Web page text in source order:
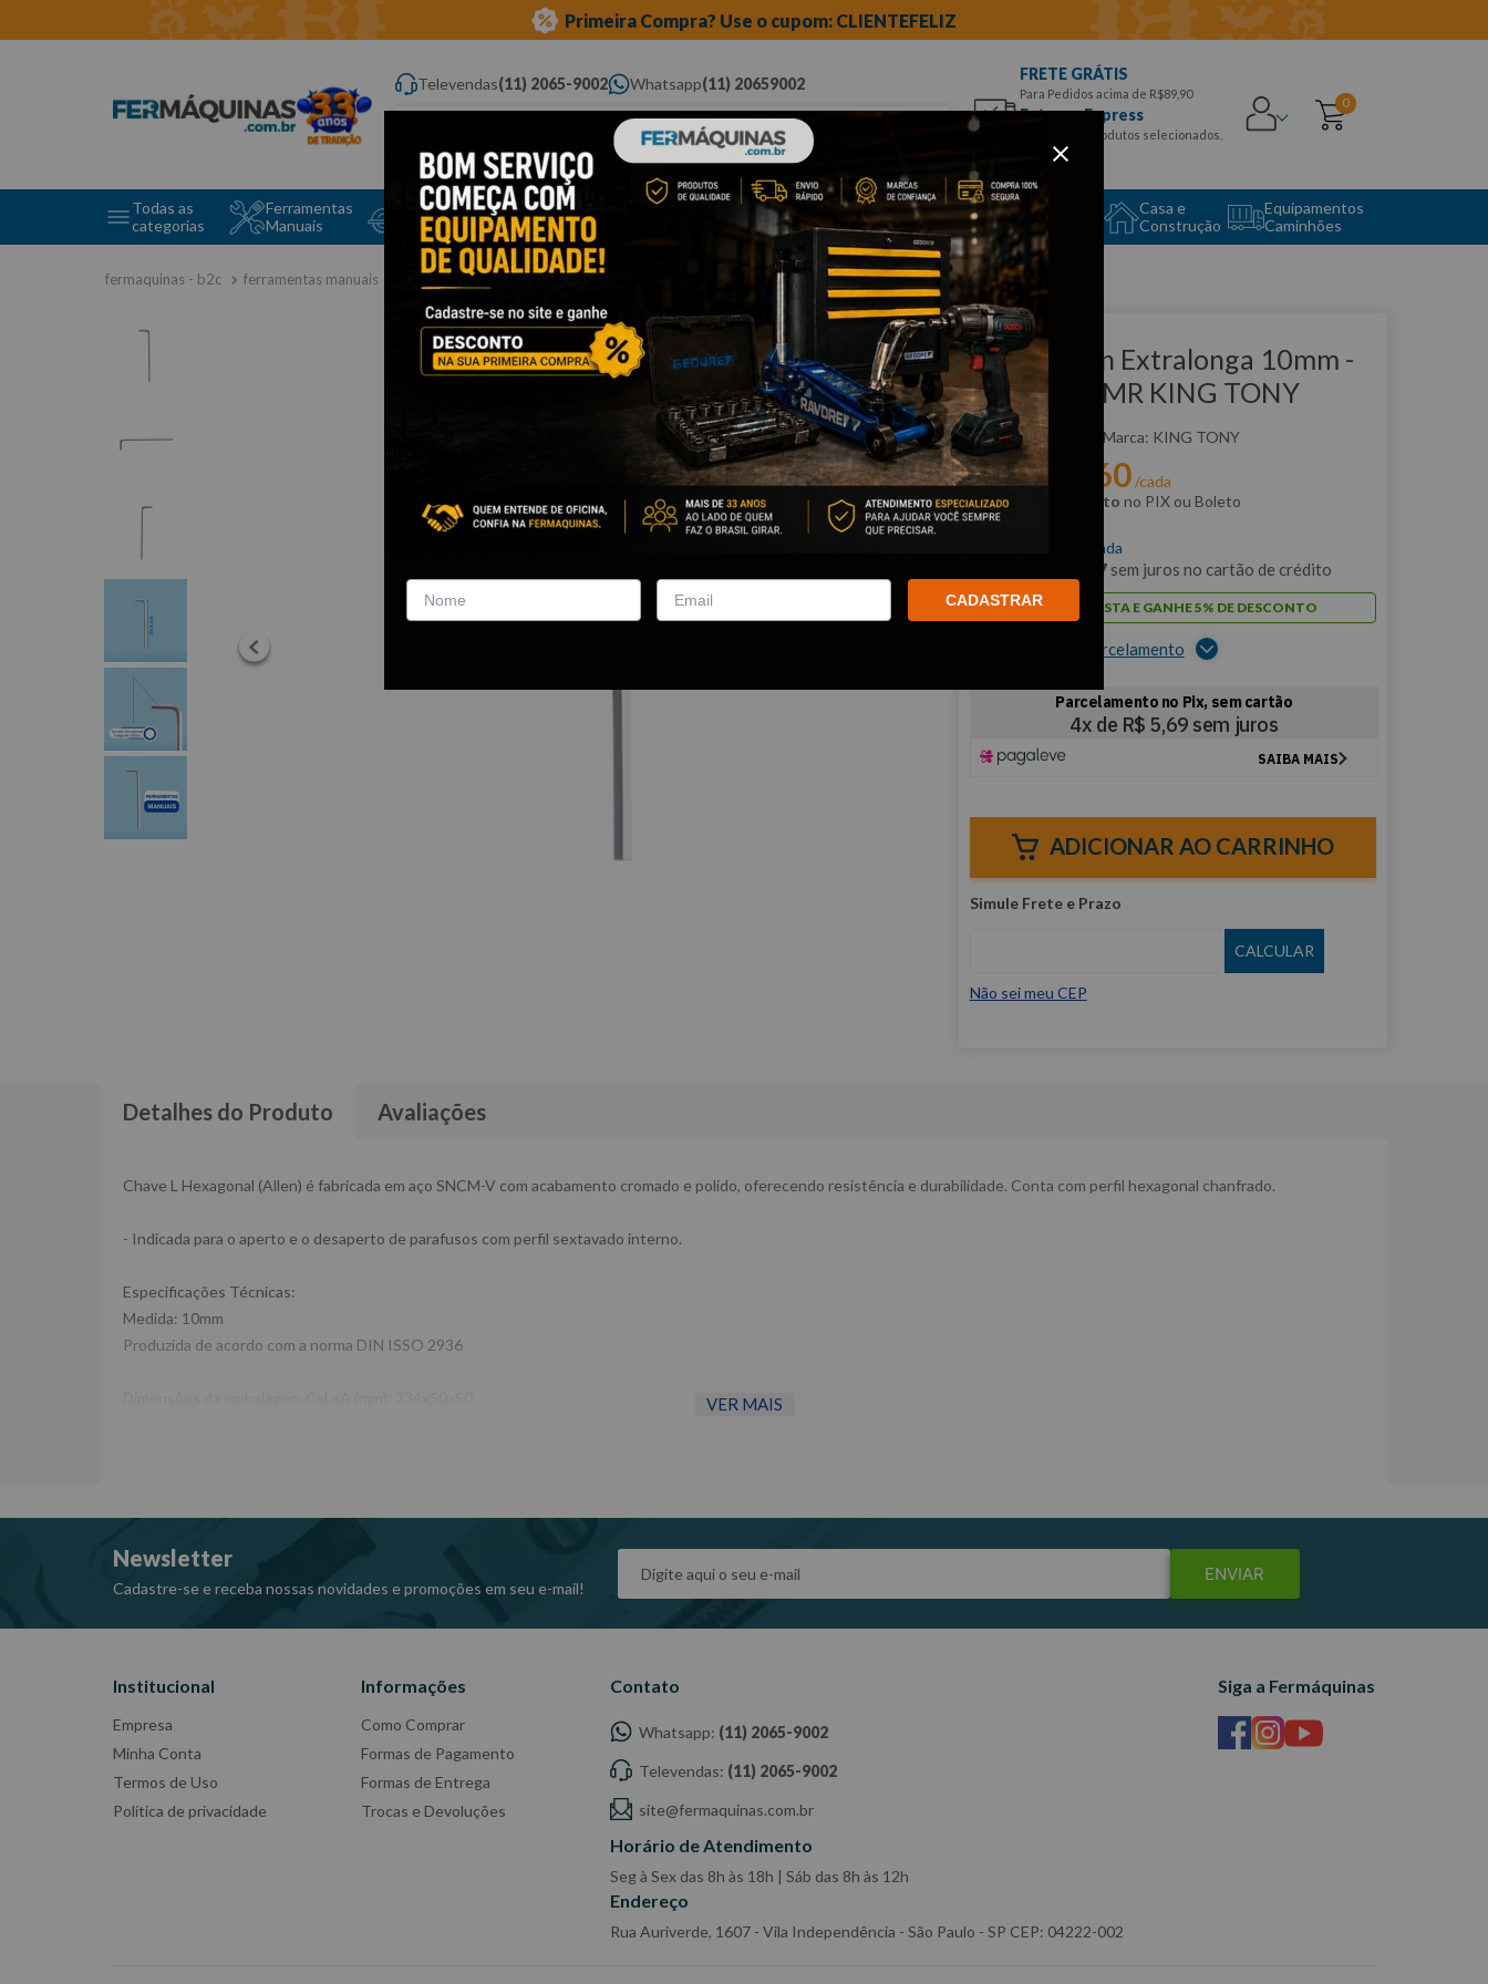
Primeira Compra? Use o cupom: CLIENTEFELIZ
Televendas(11) 2065-9002 Whatsapp(11) 20659002
Digite aqui o que você procura...
FRETE GRÁTIS
Para Pedidos acima de R$89,90
Entrega Express
para CEPS e produtos selecionados,
Aproveite!
0
Todas as
categorias
Ferramentas
Manuais
Ferramentas Elétricas
e Máquinas
Ferramentas
Ferramentas
Automotivas Especiais
Equipamento
Auto Center
Casa e
Construção
Equipamentos
Caminhões
ferramentas manuais chave allen longa
Clique e veja!
Chave Allen Extralonga 10mm -
ST112510MR KING TONY
:ST112510MR KING TONY
Por:R$ 60/cada
com5% de desconto no PIX ou Boleto
/cada
37sem juros no cartão de crédito
PAGUE À VISTA E GANHE 5% DE DESCONTO
Ver opções de parcelamento
ADICIONAR AO CARRINHO
Não sei meu CEP
Detalhes do Produto Avaliações
Chave L Hexagonal (Allen) é fabricada em aço SNCM-V com acabamento cromado e polido, oferecendo resistência e durabilidade. Conta com perfil hexagonal chanfrado.
- Indicada para o aperto e o desaperto de parafusos com perfil sextavado interno.
Especificações Técnicas:
Medida: 10mm
Produzida de acordo com a norma DIN ISSO 2936
-Todas as informações divulgadas são de responsabilidade do Fabricante/ Fornecedor.
VER MAIS
Newsletter
Cadastre-se e receba nossas novidades e promoções em seu e-mail!
ENVIAR
Institucional
Empresa
Minha Conta
Termos de Uso
Política de privacidade
Informações
Como Comprar
Formas de Pagamento
Formas de Entrega
Trocas e Devoluções
Contato
Whatsapp: (11) 2065-9002
Televendas: (11) 2065-9002
site@fermaquinas.com.br
Horário de Atendimento
Seg à Sex das 8h às 18h | Sáb das 8h às 12h
Endereço
Rua Auriverde, 1607 - Vila Independência - São Paulo - SP CEP: 04222-002
Siga a Fermáquinas
CADASTRAR